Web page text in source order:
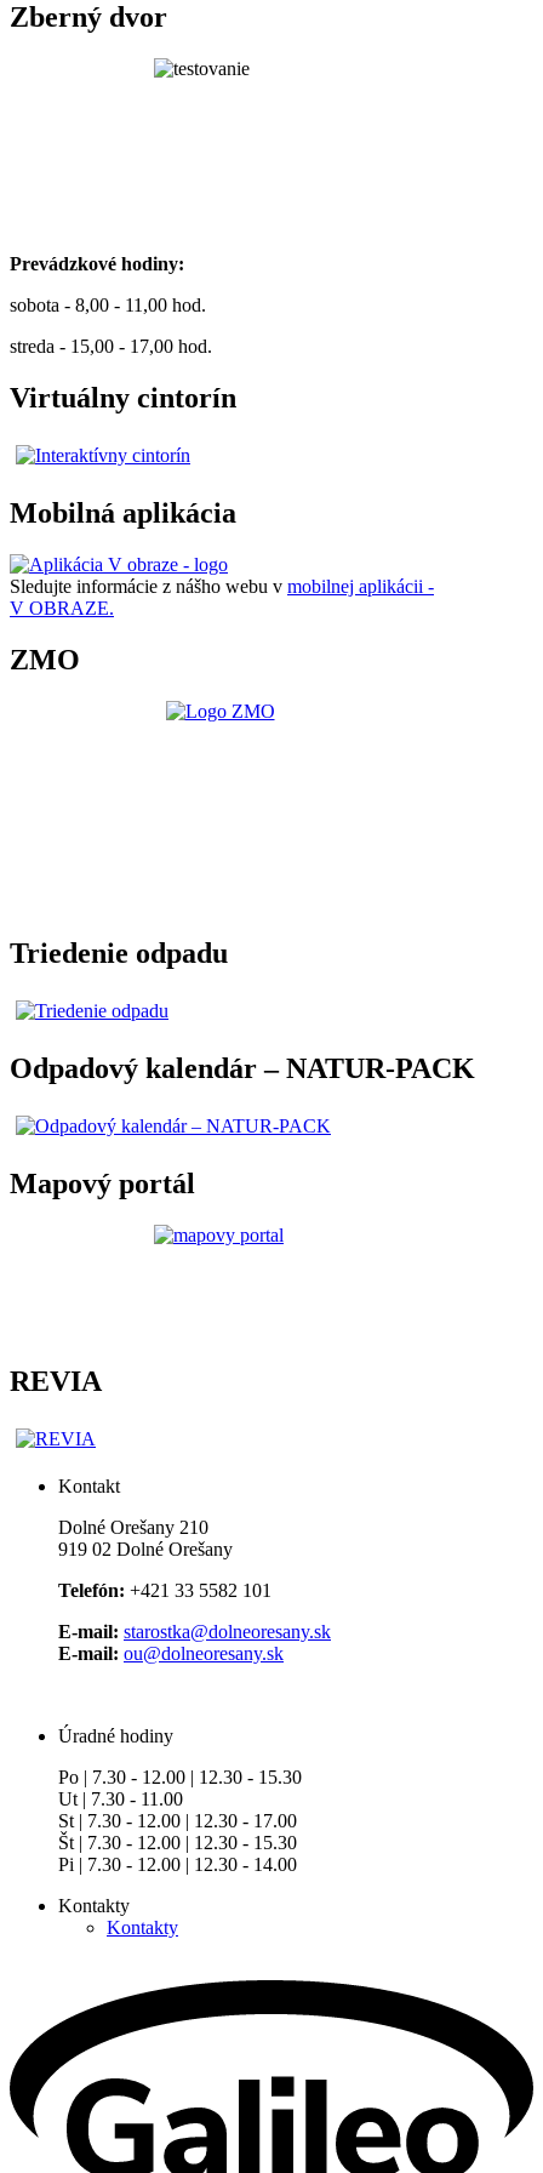
Zberný dvor
Prevádzkové hodiny:
sobota - 8,00 - 11,00 hod.
streda - 15,00 - 17,00 hod.
Virtuálny cintorín
Mobilná aplikácia
Sledujte informácie z nášho webu v mobilnej aplikácii -
V OBRAZE.
ZMO
Triedenie odpadu
Odpadový kalendár – NATUR-PACK
Mapový portál
REVIA
Kontakt
Dolné Orešany 210
919 02 Dolné Orešany
Telefón: +421 33 5582 101
E-mail: starostka@dolneoresany.sk
E-mail: ou@dolneoresany.sk
Úradné hodiny
Po | 7.30 - 12.00 | 12.30 - 15.30
Ut | 7.30 - 11.00
St | 7.30 - 12.00 | 12.30 - 17.00
Št | 7.30 - 12.00 | 12.30 - 15.30
Pi | 7.30 - 12.00 | 12.30 - 14.00
Kontakty
Kontakty